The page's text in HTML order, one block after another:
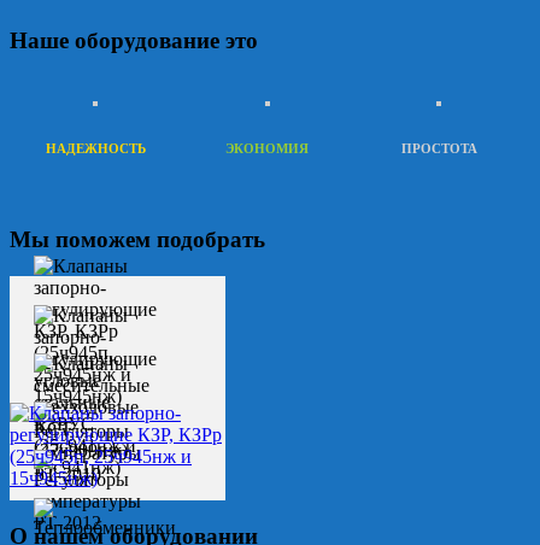
Наше оборудование это
НАДЕЖНОСТЬ ЭКОНОМИЯ ПРОСТОТА
Мы поможем подобрать
О нашем оборудовании